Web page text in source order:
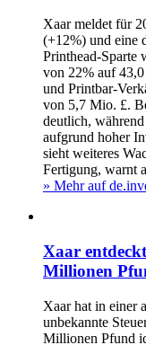
Xaar meldet für
(+12%) und eine
Printhead-Sparte
von 22% auf
und Printbar-
von 5,7 Mio. £.
deutlich,
aufgrund hoher
sieht weiteres
Fertigung, warnt
» Mehr auf
Xaar
Millionen
Xaar hat in einer
unbekannte
Millionen Pfund